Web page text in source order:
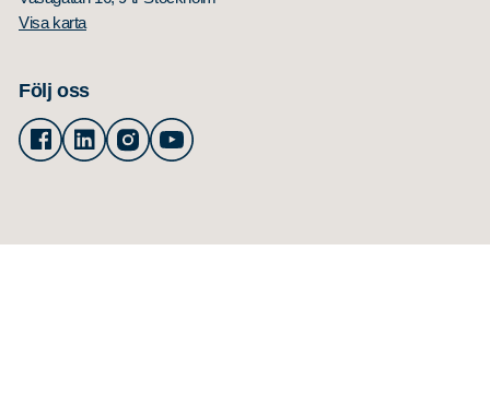
Visa karta
Följ oss
FacebookLinkedinInstagramYoutube